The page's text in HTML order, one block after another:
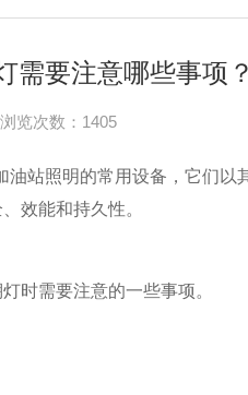
需要注意哪些事项？
浏览次数：1405
油站照明的常用设备，它们以
效能和持久性。
需要注意的一些事项。